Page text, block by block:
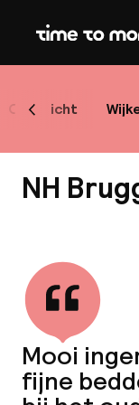
Home
Overzicht
Scroll naar links
NH
Mooi
fijne